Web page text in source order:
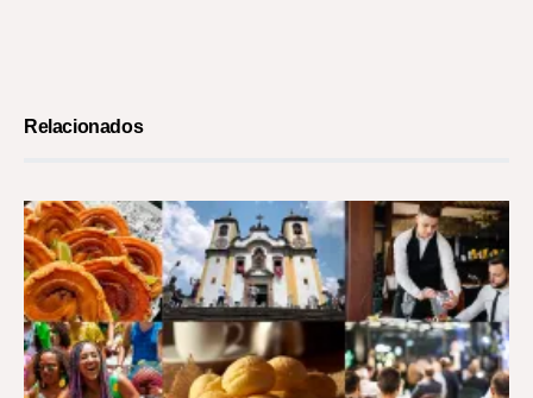
Relacionados